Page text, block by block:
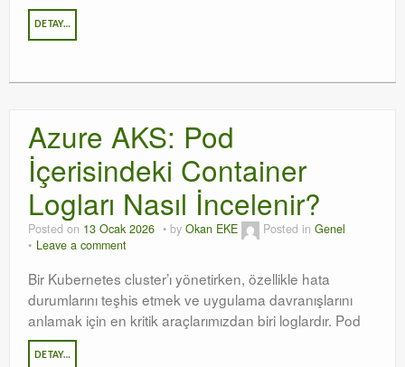
DETAY…
Azure AKS: Pod
İçerisindeki Container
Logları Nasıl İncelenir?
Posted on 13 Ocak 2026 by Okan EKE Posted in Genel
Leave a comment
Bir Kubernetes cluster’ı yönetirken, özellikle hata
durumlarını teşhis etmek ve uygulama davranışlarını
anlamak için en kritik araçlarımızdan biri loglardır. Pod
DETAY…